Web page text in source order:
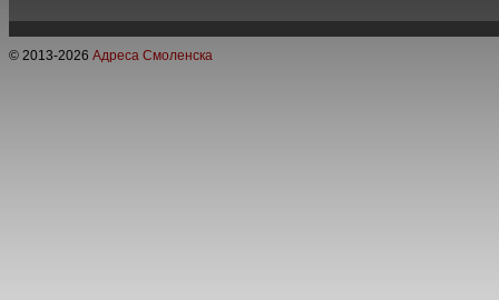
© 2013-2026 Адреса Смоленска